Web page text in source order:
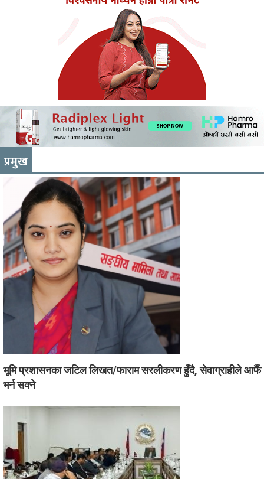
प्रमुख
भूमि प्रशासनका जटिल लिखत/फाराम सरलीकरण हुँदै, सेवाग्राहीले आफैँ
भर्न सक्ने